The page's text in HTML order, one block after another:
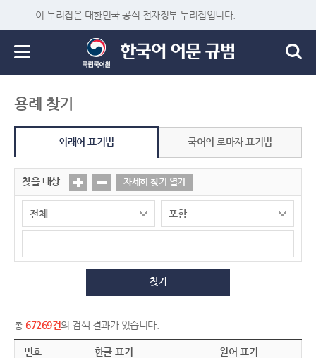
이 누리집은 대한민국 공식 전자정부 누리집입니다.
용례 찾기
외래어 표기법 국어의 로마자 표기법
찾을 대상 자세히 찾기 열기
찾기
총 67269건의 검색 결과가 있습니다.
번호 한글 표기 원어 표기